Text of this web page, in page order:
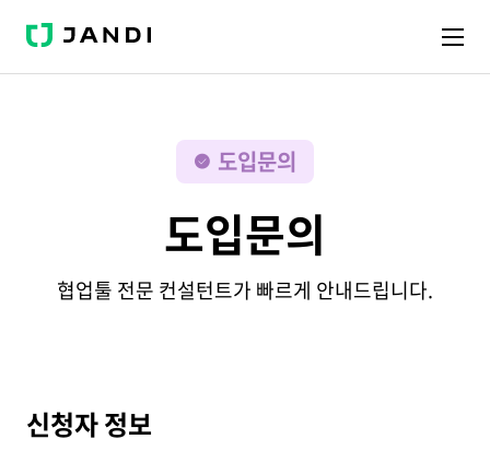
J
N
도입문의
도입문의
협업툴 전문 컨설턴트가 빠르게 안내드립니다.
신청자 정보